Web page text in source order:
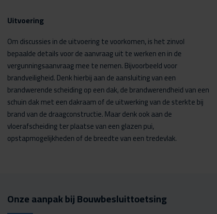
Uitvoering
Om discussies in de uitvoering te voorkomen, is het zinvol
bepaalde details voor de aanvraag uit te werken en in de
vergunningsaanvraag mee te nemen. Bijvoorbeeld voor
brandveiligheid. Denk hierbij aan de aansluiting van een
brandwerende scheiding op een dak, de brandwerendheid van een
schuin dak met een dakraam of de uitwerking van de sterkte bij
brand van de draagconstructie. Maar denk ook aan de
vloerafscheiding ter plaatse van een glazen pui,
opstapmogelijkheden of de breedte van een tredevlak.
Onze aanpak bij Bouwbesluittoetsing